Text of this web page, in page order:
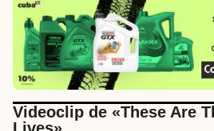
Videoclip de «These Are